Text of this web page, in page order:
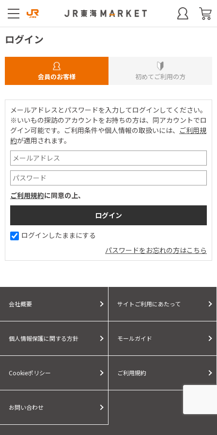
ログイン
会員のお客様 初めてご利用の方
メールアドレスとパスワードを入力してログインしてください。
※いいもの探訪のアカウントをお持ちの方は、同アカウントでロ
グイン可能です。 ご利用条件や個人情報の取扱いには、 ご利用規
約が適用されます。
ご利用規約に同意の上、
ログインしたままにする
パスワードをお忘れの方はこちら
会社概要 サイトご利用にあたって
個人情報保護に関する方針 モールガイド
Cookieポリシー ご利用規約
お問い合わせ